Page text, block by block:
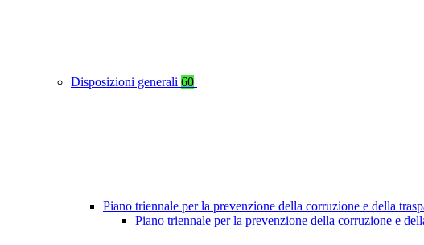
Disposizioni generali 60
Piano triennale per la prevenzione della corruzione e della
Piano triennale per la prevenzione della corruzione e